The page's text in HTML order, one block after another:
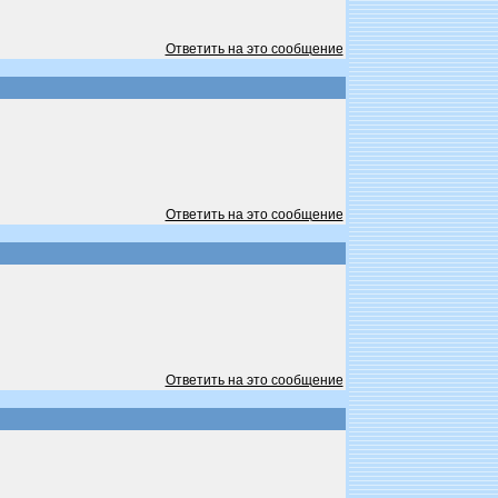
Ответить на это сообщение
Ответить на это сообщение
Ответить на это сообщение